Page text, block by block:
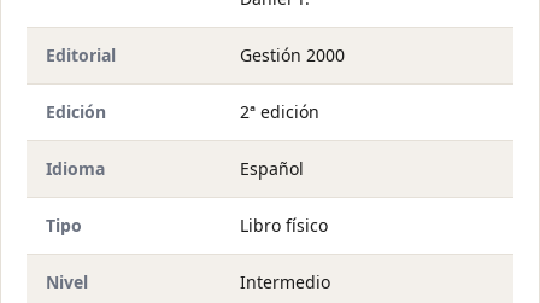
Editorial Gestión 2000
Edición 2ª edición
Idioma Español
Tipo Libro físico
Nivel Intermedio